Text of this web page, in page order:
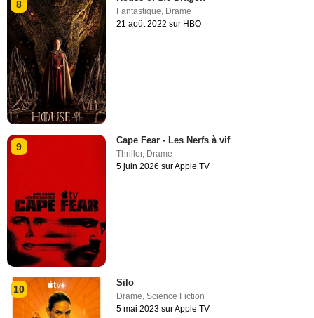
8
Fantastique Drame
21 août 2022 sur HBO
9
Cape Fear - Les Nerfs à vif
Thriller, Drame
5 juin 2026 sur Apple TV
10
Silo
Drame,Science Fiction
5 mai 2023 sur Apple TV